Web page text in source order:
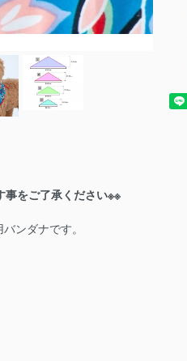
事をご了承ください※※
ンダナです。